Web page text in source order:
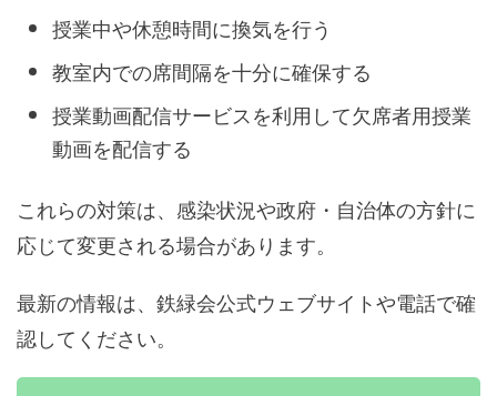
授業中や休憩時間に換気を行う
教室内での席間隔を十分に確保する
授業動画配信サービスを利用して欠席者用授業
動画を配信する
これらの対策は、感染状況や政府・自治体の方針に
応じて変更される場合があります。
最新の情報は、鉄緑会公式ウェブサイトや電話で確
認してください。